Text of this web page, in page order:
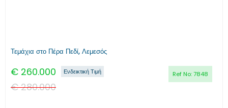
Τεμάχια στο Πέρα Πεδί, Λεμεσός
€ 260.000 Ref No:7848
Ενδεικτική Τιμή
€280.000